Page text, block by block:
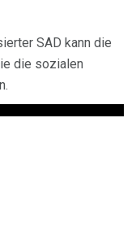
SAD kann die
die sozialen